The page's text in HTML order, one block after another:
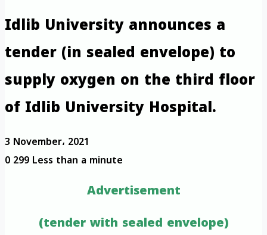
Idlib University announces a
tender (in sealed envelope) to
supply oxygen on the third floor
of Idlib University Hospital.
3 November، 2021
0299Less than a minute
Advertisement
(tender with sealed envelope)